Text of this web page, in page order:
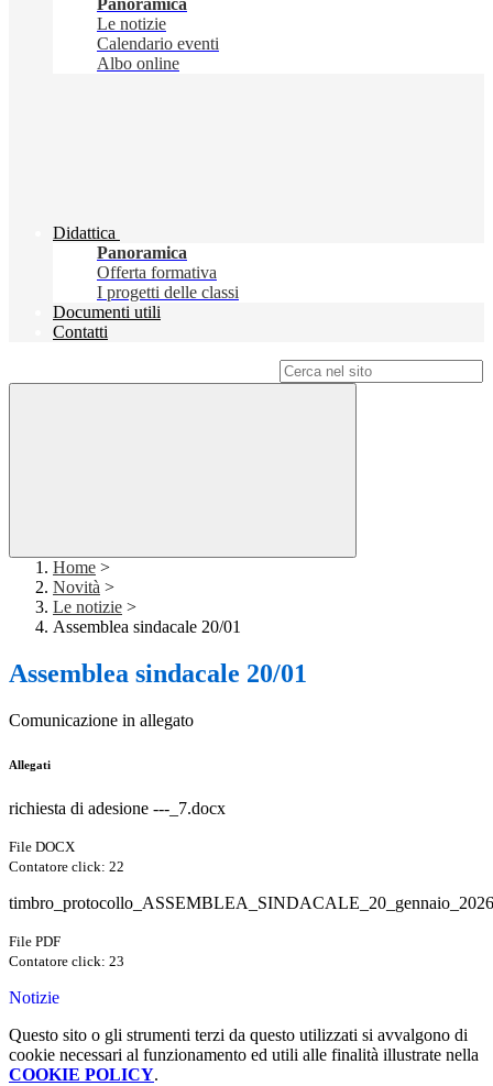
Panoramica
Le notizie
Calendario eventi
Albo online
Didattica
Panoramica
Offerta formativa
I progetti delle classi
Documenti utili
Contatti
Home >
Novità >
Le notizie >
Assemblea sindacale 20/01
Assemblea sindacale 20/01
Comunicazione in allegato
Allegati
richiesta di adesione ---_7.docx
File DOCX
Contatore click: 22
File PDF
Contatore click: 23
Notizie
Questo sito o gli strumenti terzi da questo utilizzati si avvalgono di
cookie necessari al funzionamento ed utili alle finalità illustrate nella
COOKIE POLICY.